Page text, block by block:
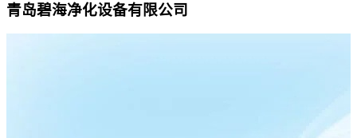
青岛碧海净化设备有限公司